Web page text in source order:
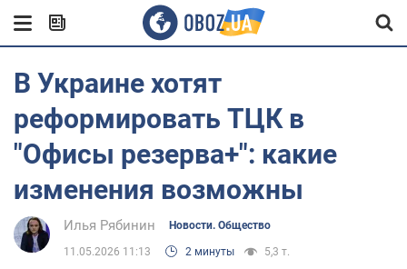
В Украине хотят
реформировать ТЦК в
"Офисы резерва+": какие
изменения возможны
Илья Рябинин Новости. Общество
11.05.2026 11:13 2 минуты 5,3 т.